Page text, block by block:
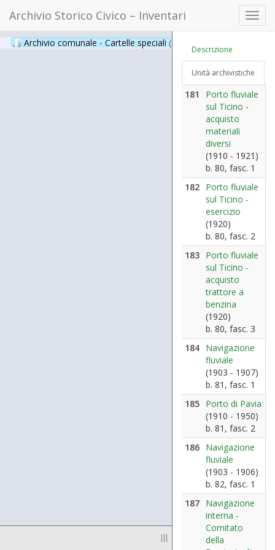
Archivio Storico Civico – Inventari
Archivio comunale - Cartelle speciali (397)
|||
Descrizione
Unità archivistiche
181
Porto fluviale
sul Ticino -
acquisto
materiali
diversi
(1910 - 1921)
b. 80, fasc. 1
182 Porto fluviale
sul Ticino -
esercizio
(1920)
b. 80, fasc. 2
183 Porto fluviale
sul Ticino -
acquisto
trattore a
benzina
(1920)
b. 80, fasc. 3
184 Navigazione
fluviale
(1903 - 1907)
b. 81, fasc. 1
185 Porto di Pavia
(1910 - 1950)
b. 81, fasc. 2
186 Navigazione
fluviale
(1903 - 1906)
b. 82, fasc. 1
187 Navigazione
interna -
Comitato
della